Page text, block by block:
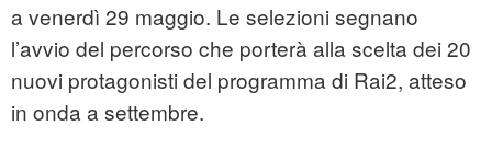
a venerdì 29 maggio. Le selezioni segnano
l’avvio del percorso che porterà alla scelta dei 20
nuovi protagonisti del programma di Rai2, atteso
in onda a settembre.